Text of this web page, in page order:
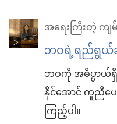
အရေးကြီးတဲ့ ကျ
ဘဝရဲ့ရည်ရွယ်
ဘဝကို အဓိပ္ပာယ်ရှိ
နိုင်အောင် ကူညီပ
ကြည့်ပါ။